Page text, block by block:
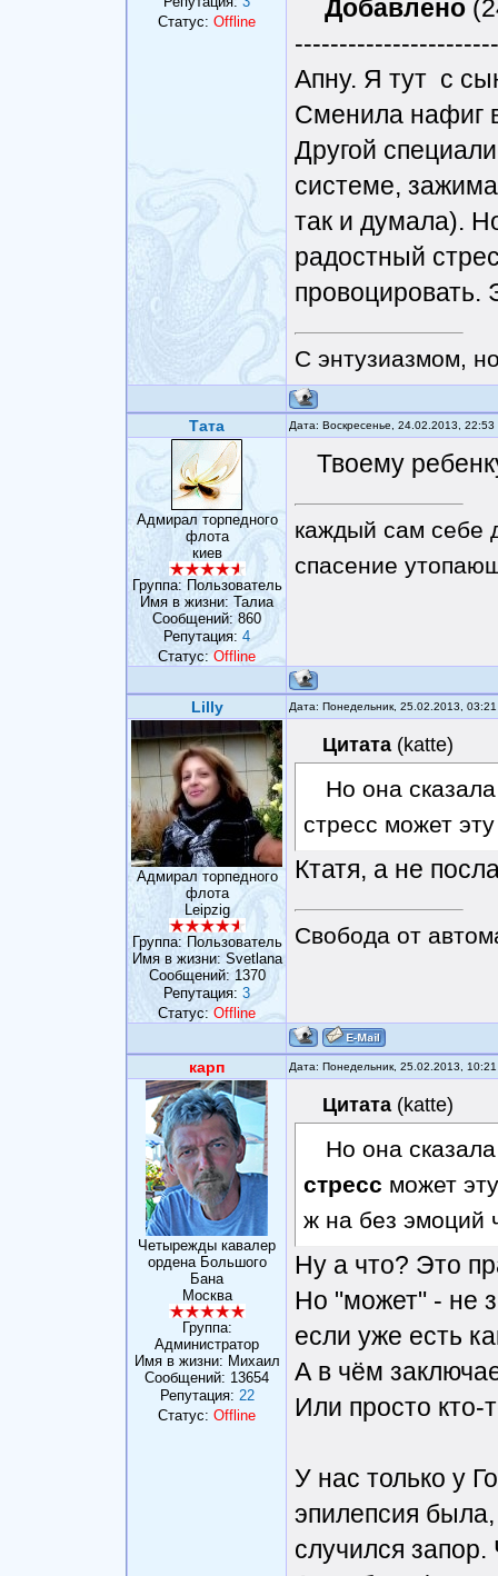
Статус: Offline
Добавлено
Апну. Я тут с
Сменила нафиг
Другой
системе,
так и думала).
радостный
провоцировать.
С энтузиазмом,
Тата Дата: Воскресенье, 24.02.2013,
Адмирал торпедного
флота
киев
Группа: Пользователь
Имя в жизни: Талиа
Сообщений: 860
Репутация: 4
Статус:Offline
Твоему
каждый сам себе
спасение
Lilly Дата: Понедельник, 25.02.2013,
Адмирал торпедного
флота
Leipzig
Группа: Пользователь
Имя в жизни: Svetlana
Сообщений: 1370
Репутация: 3
Статус:Offline
Цитата (katte)
Но она
стресс может
Ктатя, а не
Свобода от
карп Дата: Понедельник, 25.02.2013,
Четырежды кавалер
ордена Большого
Бана
Москва
Группа:
Администратор
Имя в жизни: Михаил
Сообщений: 13654
Репутация: 22
Статус: Offline
Цитата (katte)
Но она
стресс может
ж на без эмоций
Ну а что? Это
Но "может" - не
если уже есть
А в чём
Или просто
У нас только у
эпилепсия
случился